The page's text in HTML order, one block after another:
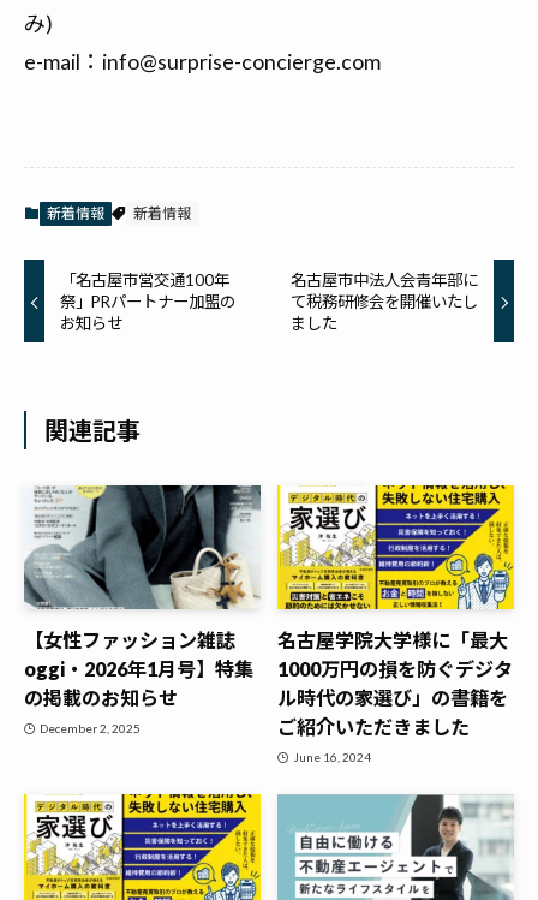
み)
e-mail：info@surprise-concierge.com
新着情報 新着情報
「名古屋市営交通100年
祭」PRパートナー加盟の
お知らせ
名古屋市中法人会青年部に
て税務研修会を開催いたし
ました
関連記事
【女性ファッション雑誌
oggi・2026年1月号】特集
の掲載のお知らせ
December 2, 2025
名古屋学院大学様に「最大
1000万円の損を防ぐデジタ
ル時代の家選び」の書籍を
ご紹介いただきました
June 16, 2024